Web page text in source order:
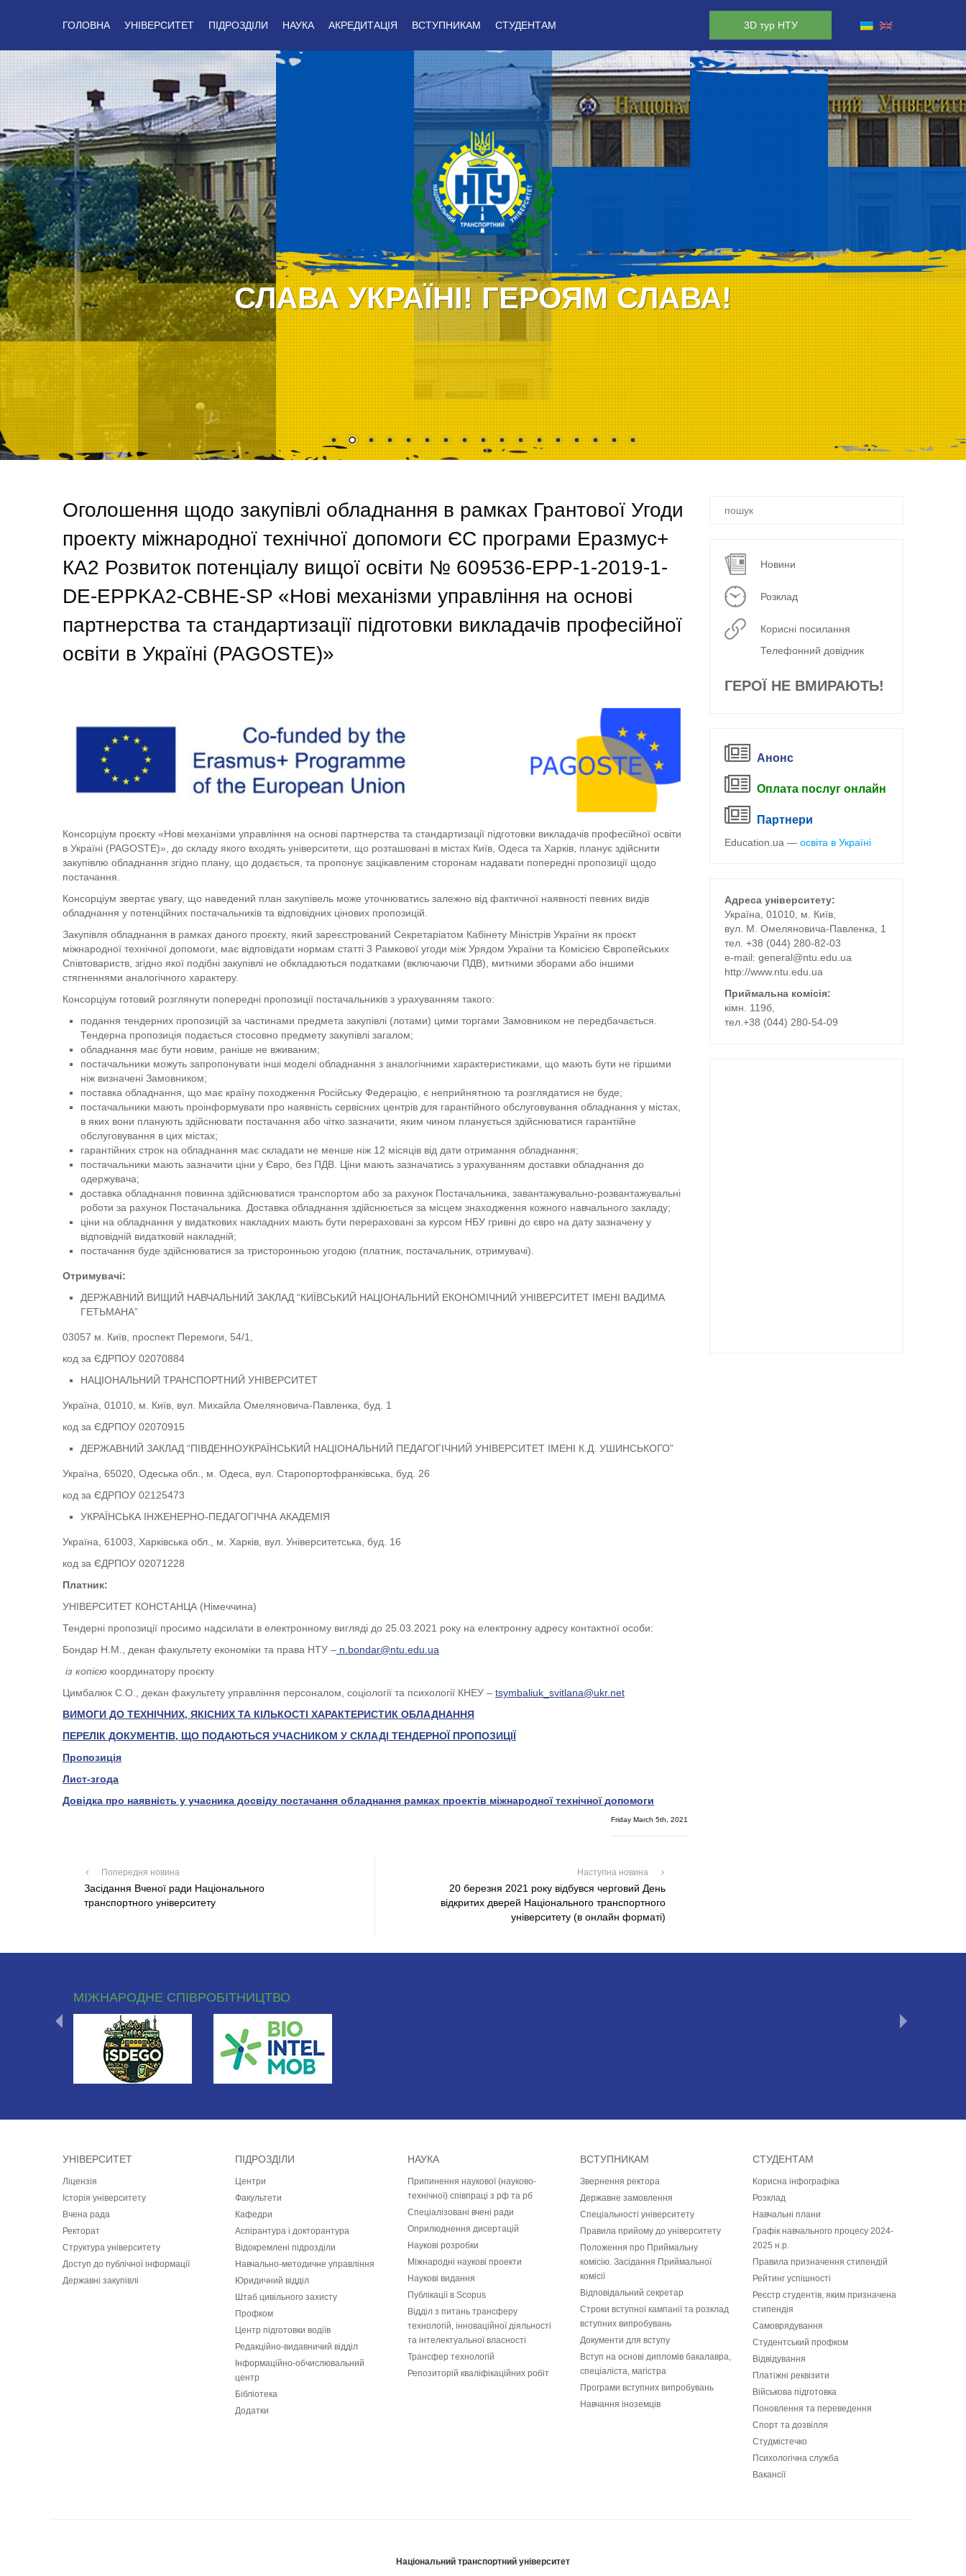
ГОЛОВНА УНІВЕРСИТЕТ ПІДРОЗДІЛИ НАУКА АКРЕДИТАЦІЯ ВСТУПНИКАМ СТУДЕНТАМ 3D тур НТУ
СЛАВА УКРАЇНІ! ГЕРОЯМ СЛАВА!
Оголошення щодо закупівлі обладнання в рамках Грантової Угоди
проекту міжнародної технічної допомоги ЄС програми Еразмус+
КА2 Розвиток потенціалу вищої освіти № 609536-EPP-1-2019-1-
DE-EPPKA2-CBHE-SP «Нові механізми управління на основі
партнерства та стандартизації підготовки викладачів професійної
освіти в Україні (PAGOSTE)»
Консорціум проєкту «Нові механізми управління на основі партнерства та стандартизації підготовки викладачів професійної освіти
в Україні (PAGOSTE)», до складу якого входять університети, що розташовані в містах Київ, Одеса та Харків, планує здійснити
закупівлю обладнання згідно плану, що додається, та пропонує зацікавленим сторонам надавати попередні пропозиції щодо
постачання.
Консорціум звертає увагу, що наведений план закупівель може уточнюватись залежно від фактичної наявності певних видів
обладнання у потенційних постачальників та відповідних цінових пропозицій.
Закупівля обладнання в рамках даного проєкту, який зареєстрований Секретаріатом Кабінету Міністрів України як проєкт
міжнародної технічної допомоги, має відповідати нормам статті 3 Рамкової угоди між Урядом України та Комісією Європейських
Співтовариств, згідно якої подібні закупівлі не обкладаються податками (включаючи ПДВ), митними зборами або іншими
стягненнями аналогічного характеру.
Консорціум готовий розглянути попередні пропозиції постачальників з урахуванням такого:
подання тендерних пропозицій за частинами предмета закупівлі (лотами) цими торгами Замовником не передбачається.
Тендерна пропозиція подається стосовно предмету закупівлі загалом;
обладнання має бути новим, раніше не вживаним;
постачальники можуть запропонувати інші моделі обладнання з аналогічними характеристиками, що мають бути не гіршими
ніж визначені Замовником;
поставка обладнання, що має країну походження Російську Федерацію, є неприйнятною та розглядатися не буде;
постачальники мають проінформувати про наявність сервісних центрів для гарантійного обслуговування обладнання у містах,
в яких вони планують здійснювати постачання або чітко зазначити, яким чином планується здійснюватися гарантійне
обслуговування в цих містах;
гарантійних строк на обладнання має складати не менше ніж 12 місяців від дати отримання обладнання;
постачальники мають зазначити ціни у Євро, без ПДВ. Ціни мають зазначатись з урахуванням доставки обладнання до
одержувача;
доставка обладнання повинна здійснюватися транспортом або за рахунок Постачальника, завантажувально-розвантажувальні
роботи за рахунок Постачальника. Доставка обладнання здійснюється за місцем знаходження кожного навчального закладу;
ціни на обладнання у видаткових накладних мають бути перераховані за курсом НБУ гривні до євро на дату зазначену у
відповідній видатковій накладній;
постачання буде здійснюватися за тристоронньою угодою (платник, постачальник, отримувачі).
Отримувачі:
ДЕРЖАВНИЙ ВИЩИЙ НАВЧАЛЬНИЙ ЗАКЛАД “КИЇВСЬКИЙ НАЦІОНАЛЬНИЙ ЕКОНОМІЧНИЙ УНІВЕРСИТЕТ ІМЕНІ ВАДИМА
ГЕТЬМАНА”
03057 м. Київ, проспект Перемоги, 54/1,
код за ЄДРПОУ 02070884
НАЦІОНАЛЬНИЙ ТРАНСПОРТНИЙ УНІВЕРСИТЕТ
Україна, 01010, м. Київ, вул. Михайла Омеляновича-Павленка, буд. 1
код за ЄДРПОУ 02070915
ДЕРЖАВНИЙ ЗАКЛАД “ПІВДЕННОУКРАЇНСЬКИЙ НАЦІОНАЛЬНИЙ ПЕДАГОГІЧНИЙ УНІВЕРСИТЕТ ІМЕНІ К.Д. УШИНСЬКОГО”
Україна, 65020, Одеська обл., м. Одеса, вул. Старопортофранківська, буд. 26
код за ЄДРПОУ 02125473
УКРАЇНСЬКА ІНЖЕНЕРНО-ПЕДАГОГІЧНА АКАДЕМІЯ
Україна, 61003, Харківська обл., м. Харків, вул. Університетська, буд. 16
код за ЄДРПОУ 02071228
Платник:
УНІВЕРСИТЕТ КОНСТАНЦА (Німеччина)
Тендерні пропозиції просимо надсилати в електронному вигляді до 25.03.2021 року на електронну адресу контактної особи:
Бондар Н.М., декан факультету економіки та права НТУ – n.bondar@ntu.edu.ua
із копією координатору проєкту
Цимбалюк С.О., декан факультету управління персоналом, соціології та психології КНЕУ – tsymbaliuk_svitlana@ukr.net
ВИМОГИ ДО ТЕХНІЧНИХ, ЯКІСНИХ ТА КІЛЬКОСТІ ХАРАКТЕРИСТИК ОБЛАДНАННЯ
ПЕРЕЛІК ДОКУМЕНТІВ, ЩО ПОДАЮТЬСЯ УЧАСНИКОМ У СКЛАДІ ТЕНДЕРНОЇ ПРОПОЗИЦІЇ
Пропозиція
Лист-згода
Довідка про наявність у учасника досвіду постачання обладнання рамках проектів міжнародної технічної допомоги
Friday March 5th, 2021
Попередня новина
Засідання Вченої ради Національного
транспортного університету
Наступна новина
20 березня 2021 року відбувся черговий День
відкритих дверей Національного транспортного
університету (в онлайн форматі)
шукали
Новини
Розклад
Корисні посилання
Телефонний довідник
ГЕРОЇ НЕ ВМИРАЮТЬ!
Анонс
Оплата послуг онлайн
Партнери
Education.ua — освіта в Україні
Адреса університету:
Україна, 01010, м. Київ,
вул. М. Омеляновича-Павленка, 1
тел. +38 (044) 280-82-03
е-mail: general@ntu.edu.ua
http://www.ntu.edu.ua
Приймальна комісія:
кімн. 119б,
тел.+38 (044) 280-54-09
МІЖНАРОДНЕ СПІВРОБІТНИЦТВО
УНІВЕРСИТЕТ
Ліцензія
Історія університету
Вчена рада
Ректорат
Структура університету
Доступ до публічної інформації
Державні закупівлі
ПІДРОЗДІЛИ
Центри
Факультети
Кафедри
Аспірантура і докторантура
Відокремлені підрозділи
Навчально-методичне управління
Юридичний відділ
Штаб цивільного захисту
Профком
Центр підготовки водіїв
Редакційно-видавничий відділ
Інформаційно-обчислювальний
центр
Бібліотека
Додатки
НАУКА
Припинення наукової (науково-
технічної) співпраці з рф та рб
Спеціалізовані вчені ради
Оприлюднення дисертацій
Наукові розробки
Міжнародні наукові проекти
Наукові видання
Публікації в Scopus
Відділ з питань трансферу
технологій, інноваційної діяльності
та інтелектуальної власності
Трансфер технологій
Репозиторій кваліфікаційних робіт
ВСТУПНИКАМ
Звернення ректора
Державне замовлення
Спеціальності університету
Правила прийому до університету
Положення про Приймальну
комісію. Засідання Приймальної
комісії
Відповідальний секретар
Строки вступної кампанії та розклад
вступних випробувань
Документи для вступу
Вступ на основі дипломів бакалавра,
спеціаліста, магістра
Програми вступних випробувань
Навчання іноземців
СТУДЕНТАМ
Корисна інфографіка
Розклад
Навчальні плани
Графiк навчального процесу 2024-
2025 н.р.
Правила призначення стипендій
Рейтинг успішності
Реєстр студентів, яким призначена
стипендія
Самоврядування
Студентський профком
Відвідування
Платіжні реквізити
Військова підготовка
Поновлення та переведення
Спорт та дозвілля
Студмістечко
Психологічна служба
Вакансії
Національний транспортний університет